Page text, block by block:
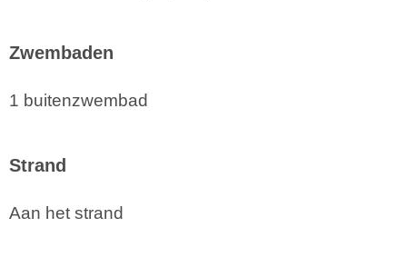
Zwembaden
1 buitenzwembad
Strand
Aan het strand